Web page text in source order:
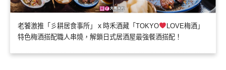
老饕激推「彡耕居食事所」ｘ時禾酒藏「TOKYO
LOVE梅酒」
特色梅酒搭配職人串燒，解鎖日式居酒屋最強餐酒搭配！